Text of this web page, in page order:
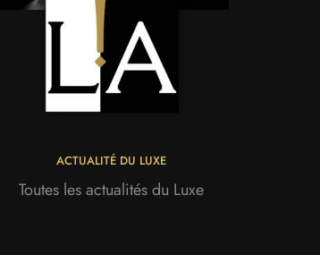
ACTUALITÉ DU LUXE
Toutes les actualités du Luxe